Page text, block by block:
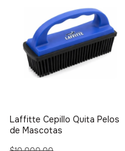
Laffitte Cepillo Quita Pelos
de Mascotas